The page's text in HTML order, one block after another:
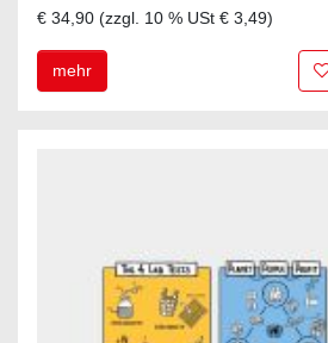
€ 34,90 (zzgl. 10 % USt € 3,49)
mehr